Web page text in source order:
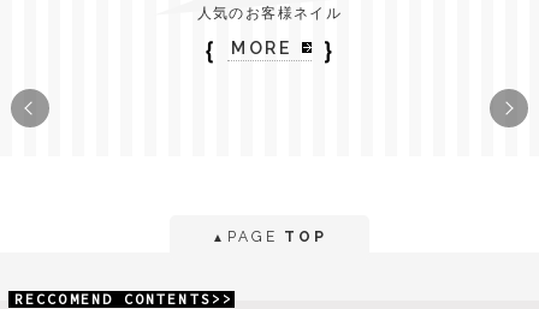
人気のお客様ネイル
｛ MORE ｝
▲ PAGE TOP
RECCOMEND CONTENTS>>